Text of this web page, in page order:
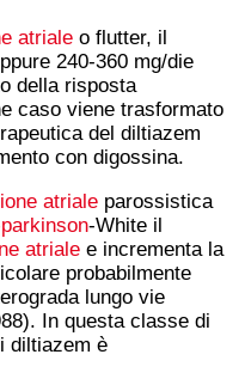
atriale o flutter, il
240-360 mg/die
della risposta
caso viene trasformato
del diltiazem
con digossina.
atriale parossistica
parkinson-White il
atriale e incrementa la
probabilmente
lungo vie
In questa classe di
diltiazem è